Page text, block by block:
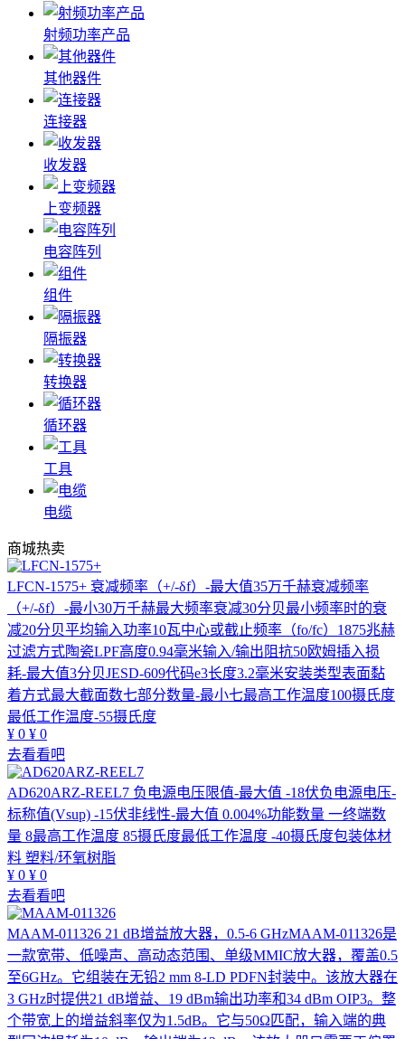
射频功率产品
其他器件
连接器
收发器
上变频器
电容阵列
组件
隔振器
转换器
循环器
工具
电缆
商城热卖
LFCN-1575+ 衰减频率（+/-δf）-最大值35万千赫衰减频率
（+/-δf）-最小30万千赫最大频率衰减30分贝最小频率时的衰
减20分贝平均输入功率10瓦中心或截止频率（fo/fc）1875兆赫
过滤方式陶瓷LPF高度0.94毫米输入/输出阻抗50欧姆插入损
耗-最大值3分贝JESD-609代码e3长度3.2毫米安装类型表面黏
着方式最大截面数七部分数量-最小七最高工作温度100摄氏度
最低工作温度-55摄氏度
¥ 0 ¥ 0
去看看吧
AD620ARZ-REEL7 负电源电压限值-最大值 -18伏负电源电压-
标称值(Vsup) -15伏非线性-最大值 0.004%功能数量 一终端数
量 8最高工作温度 85摄氏度最低工作温度 -40摄氏度包装体材
料 塑料/环氧树脂
¥ 0 ¥ 0
去看看吧
MAAM-011326 21 dB增益放大器，0.5-6 GHzMAAM-011326是
一款宽带、低噪声、高动态范围、单级MMIC放大器，覆盖0.5
至6GHz。它组装在无铅2 mm 8-LD PDFN封装中。该放大器在
3 GHz时提供21 dB增益、19 dBm输出功率和34 dBm OIP3。整
个带宽上的增益斜率仅为1.5dB。它与50Ω匹配，输入端的典